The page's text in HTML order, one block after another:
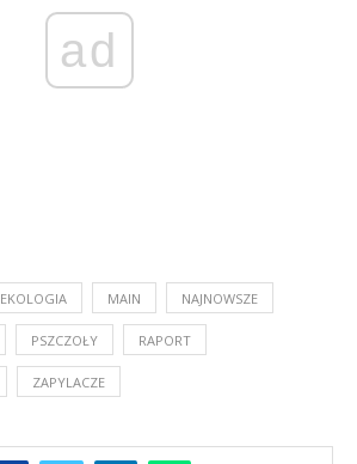
ad
EKOLOGIA MAIN NAJNOWSZE
PSZCZOŁY RAPORT
ZAPYLACZE